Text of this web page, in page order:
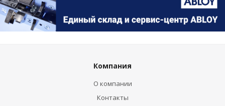
Компания
О компании
Контакты